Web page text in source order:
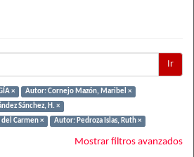
Ir
×
Autor: Cornejo Mazón, Maribel ×
Sánchez, H. ×
Carmen ×
Autor: Pedroza Islas, Ruth ×
Mostrar filtros avanzados